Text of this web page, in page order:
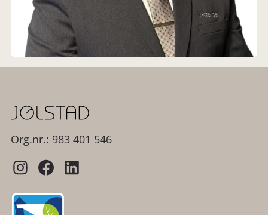
Org.nr.: 983 401 546